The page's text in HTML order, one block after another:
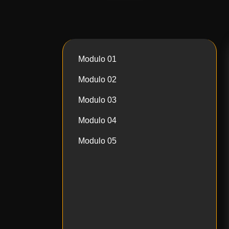
Modulo 01
Modulo 02
Modulo 03
Modulo 04
Modulo 05